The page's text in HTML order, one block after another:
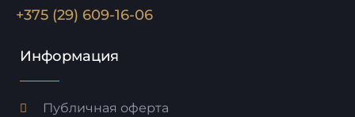
+375 (29) 609-16-06
Информация
Публичная оферта